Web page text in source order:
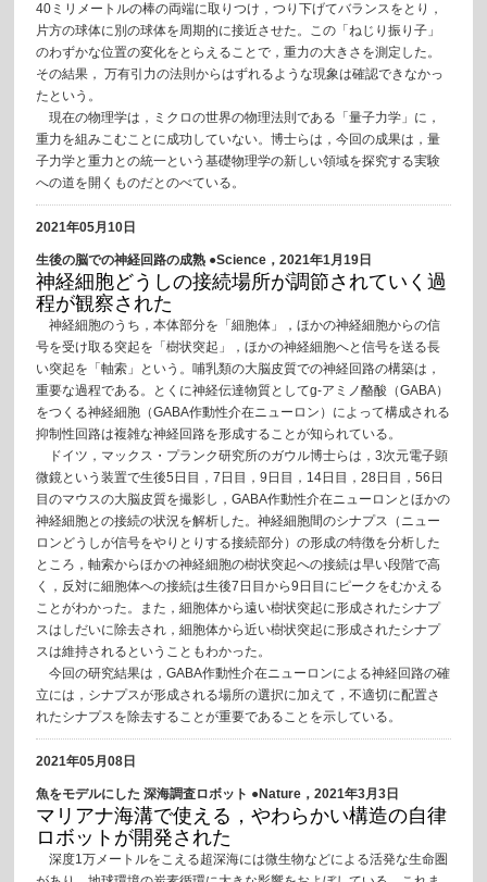
40ミリメートルの棒の両端に取りつけ，つり下げてバランスをとり，
片方の球体に別の球体を周期的に接近させた。この「ねじり振り子」
のわずかな位置の変化をとらえることで，重力の大きさを測定した。
その結果， 万有引力の法則からはずれるような現象は確認できなかっ
たという。
現在の物理学は，ミクロの世界の物理法則である「量子力学」に，
重力を組みこむことに成功していない。博士らは，今回の成果は，量
子力学と重力との統一という基礎物理学の新しい領域を探究する実験
への道を開くものだとのべている。
2021年05月10日
生後の脳での神経回路の成熟 ●Science，2021年1月19日
神経細胞どうしの接続場所が調節されていく過
程が観察された
神経細胞のうち，本体部分を「細胞体」，ほかの神経細胞からの信
号を受け取る突起を「樹状突起」，ほかの神経細胞へと信号を送る長
い突起を「軸索」という。哺乳類の大脳皮質での神経回路の構築は，
重要な過程である。とくに神経伝達物質としてg-アミノ酪酸（GABA）
をつくる神経細胞（GABA作動性介在ニューロン）によって構成される
抑制性回路は複雑な神経回路を形成することが知られている。
ドイツ，マックス・プランク研究所のガウル博士らは，3次元電子顕
微鏡という装置で生後5日目，7日目，9日目，14日目，28日目，56日
目のマウスの大脳皮質を撮影し，GABA作動性介在ニューロンとほかの
神経細胞との接続の状況を解析した。神経細胞間のシナプス（ニュー
ロンどうしが信号をやりとりする接続部分）の形成の特徴を分析した
ところ，軸索からほかの神経細胞の樹状突起への接続は早い段階で高
く，反対に細胞体への接続は生後7日目から9日目にピークをむかえる
ことがわかった。また，細胞体から遠い樹状突起に形成されたシナプ
スはしだいに除去され，細胞体から近い樹状突起に形成されたシナプ
スは維持されるということもわかった。
今回の研究結果は，GABA作動性介在ニューロンによる神経回路の確
立には，シナプスが形成される場所の選択に加えて，不適切に配置さ
れたシナプスを除去することが重要であることを示している。
2021年05月08日
魚をモデルにした 深海調査ロボット ●Nature，2021年3月3日
マリアナ海溝で使える，やわらかい構造の自律
ロボットが開発された
深度1万メートルをこえる超深海には微生物などによる活発な生命圏